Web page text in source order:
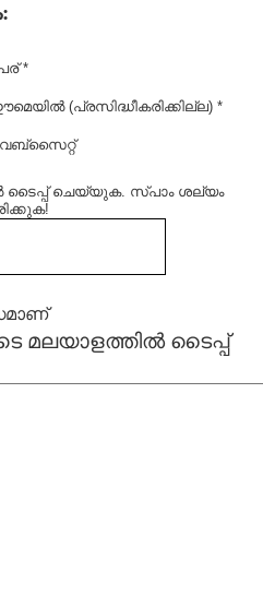
*
(പ്രസിദ്ധീകരിക്കില്ല) *
ടൈപ്പ്‌ ചെയ്യുക. സ്പാം ശല്യം
മലയാളത്തില്‍ ടൈപ്പ്